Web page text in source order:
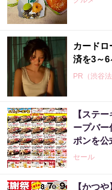
カード
済を3～
PR（渋谷
【ステ
ープバー
ポンを公
セール
【かつ